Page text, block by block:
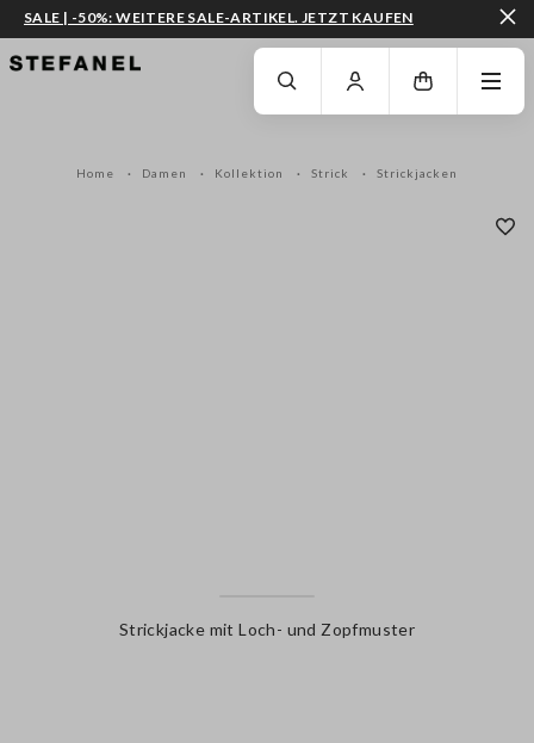
ZUM HAUPTINHALT SPRINGEN GEHEN SIE ZUM ENDE DER SEITE
SALE | -50%: WEITERE SALE-ARTIKEL. JETZT KAUFEN
Home Damen Kollektion Strick Strickjacken
Strickjacke mit Loch- und Zopfmuster